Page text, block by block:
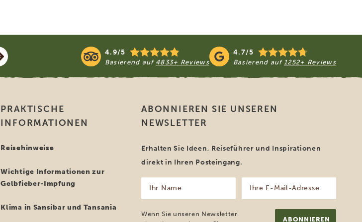
4.9/5
Basierend auf 4833+ Reviews
4.7/5
Basierend auf 1252+ Reviews
PRAKTISCHE
INFORMATIONEN
Reisehinweise
Wichtige Informationen zur
Gelbfieber-Impfung
Klima in Sansibar und Tansania
ABONNIEREN SIE UNSEREN
NEWSLETTER
Erhalten Sie Ideen, Reiseführer und Inspirationen
direkt in Ihren Posteingang.
Name
(erforderlich)
Mail-
Wenn Sie unseren Newsletter